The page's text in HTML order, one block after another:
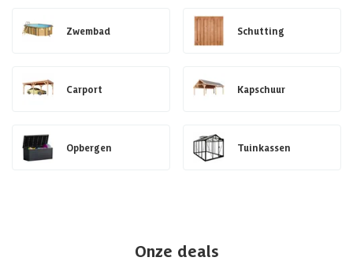
Zwembad Schutting
Carport Kapschuur
Opbergen Tuinkassen
Onze deals